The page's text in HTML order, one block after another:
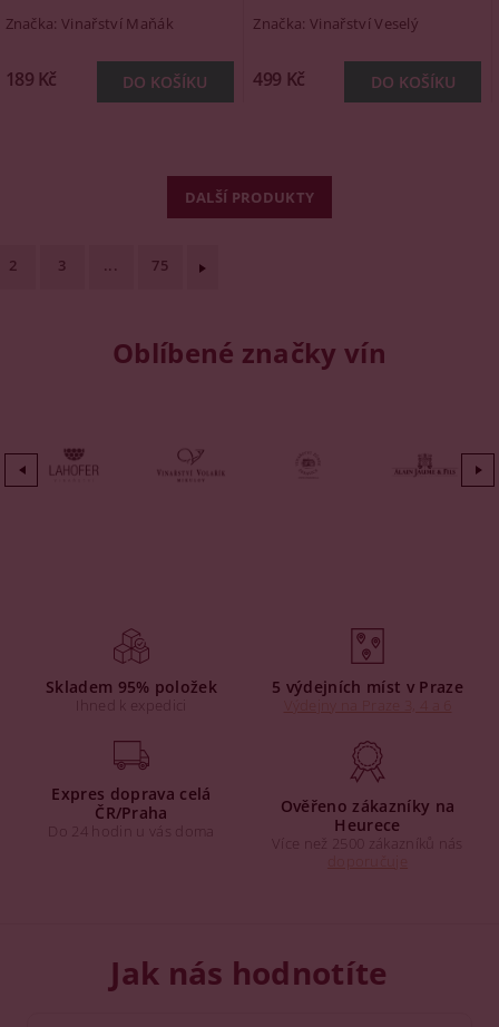
Značka:Vinařství Maňák
189 Kč
Značka: Vinařství Veselý
499 Kč
DALŠÍ PRODUKTY
2 3 ... 75
Oblíbené značky vín
Skladem 95% položek
Ihned k expedici
5 výdejních míst v Praze
Expres doprava celá
ČR/Praha
Do 24 hodin u vás doma
Ověřeno zákazníky na
Heurece
Více než 2500 zákazníků nás
Jak nás hodnotíte